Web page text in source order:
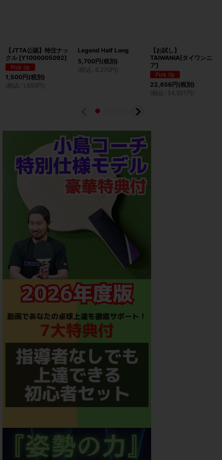
【JTTA公認】特注ナッ
クル [Y1000005092]
1,500 円 (税別)
(税込 : 1,650 円 )
Legend Half Long
5,700円(税別)
(税込 : 6,270円 )
【お試し】
TAIWANIA[タイワンニ
ア]
22,656 円 (税別)
(税込 : 24,921 円 )